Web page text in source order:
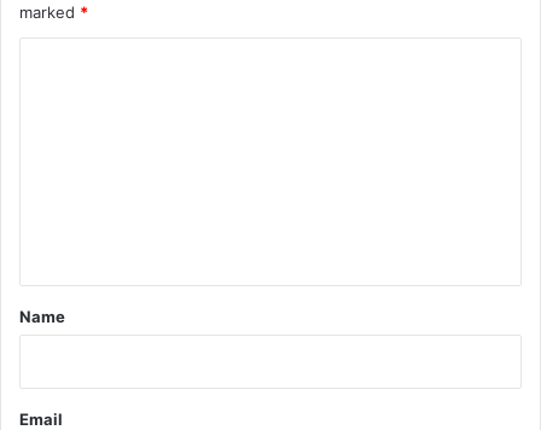
marked *
*
Name
Email